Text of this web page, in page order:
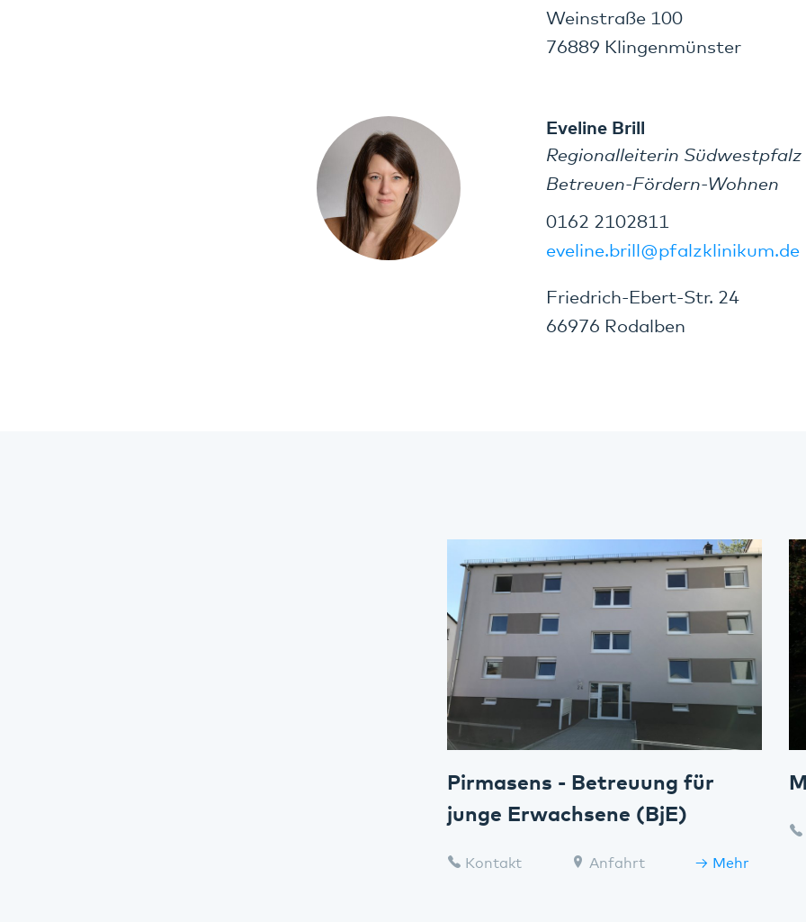
Weinstraße 100
76889 Klingenmünster
Eveline Brill
Regionalleiterin Südwestpfalz
Betreuen-Fördern-Wohnen
0162 2102811
eveline.brill@pfalzklinikum.de
Friedrich-Ebert-Str. 24
66976 Rodalben
Pirmasens - Betreuung für
junge Erwachsene (BjE)
Kontakt Anfahrt Mehr